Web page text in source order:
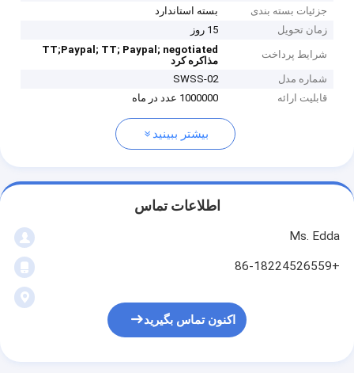
جزئیات بسته بندی
بسته استاندارد
زمان تحویل
15 روز
شرایط پرداخت TT;Paypal; TT; Paypal; negotiated
مذاکره کرد
شماره مدل
SWSS-02
قابلیت ارائه
1000000 عدد در ماه
بیشتر ببینید
اطلاعات تماس
Ms. Edda
+86-18224526559
اکنون تماس بگیرید